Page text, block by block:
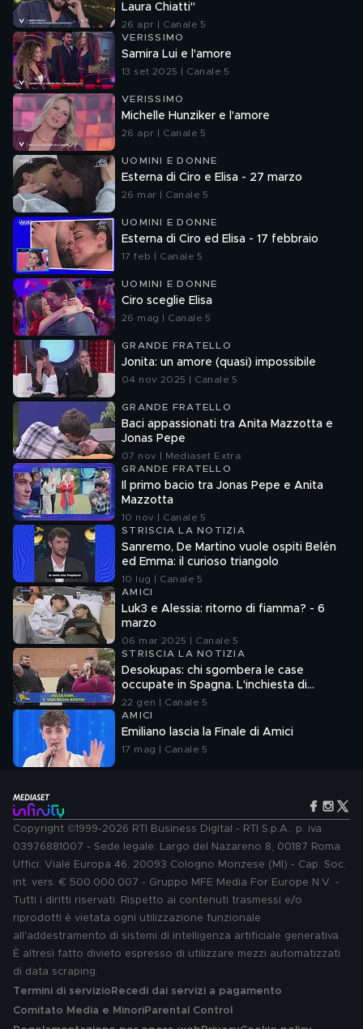
Laura Chiatti"
26 apr | Canale 5
VERISSIMO
Samira Lui e l'amore
13 set 2025 | Canale 5
VERISSIMO
Michelle Hunziker e l'amore
26 apr | Canale 5
UOMINI E DONNE
Esterna di Ciro e Elisa - 27 marzo
26 mar | Canale 5
UOMINI E DONNE
Esterna di Ciro ed Elisa - 17 febbraio
17 feb | Canale 5
UOMINI E DONNE
Ciro sceglie Elisa
26 mag | Canale 5
GRANDE FRATELLO
Jonita: un amore (quasi) impossibile
04 nov 2025 | Canale 5
GRANDE FRATELLO
Baci appassionati tra Anita Mazzotta e
Jonas Pepe
07 nov | Mediaset Extra
GRANDE FRATELLO
Il primo bacio tra Jonas Pepe e Anita
Mazzotta
10 nov | Canale 5
STRISCIA LA NOTIZIA
Sanremo, De Martino vuole ospiti Belén
ed Emma: il curioso triangolo
10 lug | Canale 5
AMICI
Luk3 e Alessia: ritorno di fiamma? - 6
marzo
06 mar 2025 | Canale 5
STRISCIA LA NOTIZIA
Desokupas: chi sgombera le case
occupate in Spagna. L'inchiesta di
Francesco Mazza
22 gen | Canale 5
AMICI
Emiliano lascia la Finale di Amici
17 mag | Canale 5
Copyright ©1999-2026 RTI Business Digital - RTI S.p.A.: p. iva
03976881007 - Sede legale: Largo del Nazareno 8, 00187 Roma.
Uffici: Viale Europa 46, 20093 Cologno Monzese (MI) - Cap. Soc.
int. vers. € 500.000.007 - Gruppo MFE Media For Europe N.V. -
Tutti i diritti riservati. Rispetto ai contenuti trasmessi e/o
riprodotti è vietata ogni utilizzazione funzionale
all'addestramento di sistemi di intelligenza artificiale generativa.
È altresì fatto divieto espresso di utilizzare mezzi automatizzati
di data scraping.
Termini di servizio Recedi dai servizi a pagamento
Comitato Media e MinoriParental Control